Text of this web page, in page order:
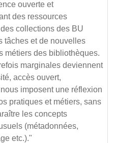
ouverte et
des ressources
collections des BU
tâches et de nouvelles
métiers des bibliothèques.
marginales deviennent
accès ouvert,
imposent une réflexion
pratiques et métiers, sans
les concepts
(métadonnées,
etc.)."